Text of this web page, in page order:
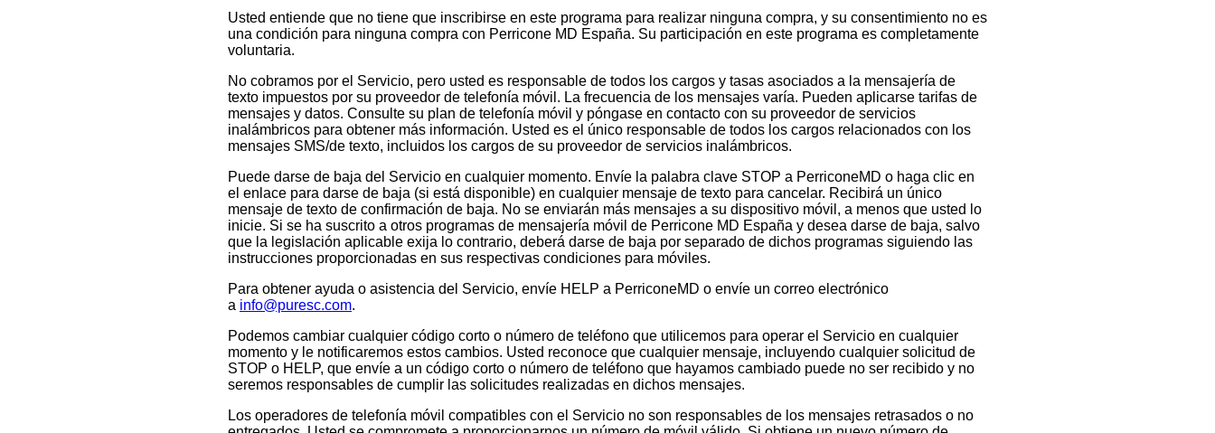
Usted entiende que no tiene que inscribirse en este programa para realizar ninguna compra, y su consentimiento no es
una condición para ninguna compra con Perricone MD España. Su participación en este programa es completamente
voluntaria.
No cobramos por el Servicio, pero usted es responsable de todos los cargos y tasas asociados a la mensajería de
texto impuestos por su proveedor de telefonía móvil. La frecuencia de los mensajes varía. Pueden aplicarse tarifas de
mensajes y datos. Consulte su plan de telefonía móvil y póngase en contacto con su proveedor de servicios
inalámbricos para obtener más información. Usted es el único responsable de todos los cargos relacionados con los
mensajes SMS/de texto, incluidos los cargos de su proveedor de servicios inalámbricos.
Puede darse de baja del Servicio en cualquier momento. Envíe la palabra clave STOP a PerriconeMD o haga clic en
el enlace para darse de baja (si está disponible) en cualquier mensaje de texto para cancelar. Recibirá un único
mensaje de texto de confirmación de baja. No se enviarán más mensajes a su dispositivo móvil, a menos que usted lo
inicie. Si se ha suscrito a otros programas de mensajería móvil de Perricone MD España y desea darse de baja, salvo
que la legislación aplicable exija lo contrario, deberá darse de baja por separado de dichos programas siguiendo las
instrucciones proporcionadas en sus respectivas condiciones para móviles.
Para obtener ayuda o asistencia del Servicio, envíe HELP a PerriconeMD o envíe un correo electrónico
a info@puresc.com.
Podemos cambiar cualquier código corto o número de teléfono que utilicemos para operar el Servicio en cualquier
momento y le notificaremos estos cambios. Usted reconoce que cualquier mensaje, incluyendo cualquier solicitud de
STOP o HELP, que envíe a un código corto o número de teléfono que hayamos cambiado puede no ser recibido y no
seremos responsables de cumplir las solicitudes realizadas en dichos mensajes.
Los operadores de telefonía móvil compatibles con el Servicio no son responsables de los mensajes retrasados o no